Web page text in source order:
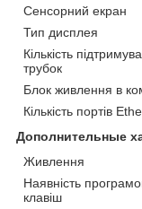
Сенсорний екран
Тип дисплея
Кількість
трубок
Блок живлення в
Кількість портів
Дополнительные
Живлення
Наявність
клавіш